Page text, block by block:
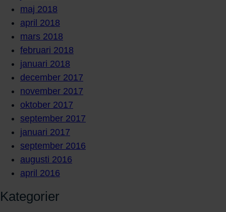
maj 2018
april 2018
mars 2018
februari 2018
januari 2018
december 2017
november 2017
oktober 2017
september 2017
januari 2017
september 2016
augusti 2016
april 2016
Kategorier